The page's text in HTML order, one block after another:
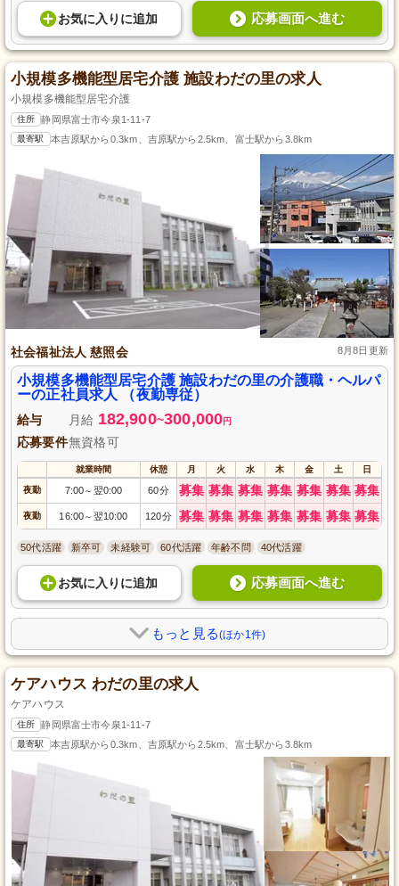
お気に入り に追加 応募画面へ進む
小規模多機能型居宅介護 施設わだの里の求人
小規模多機能型居宅介護
住所 静岡県富士市今泉1-11-7
最寄駅 本吉原駅から0.3km、吉原駅から2.5km、富士駅から3.8km
社会福祉法人 慈照会 8月8日更新
小規模多機能型居宅介護 施設わだの里の介護職・ヘルパ
ーの正社員求人 （夜勤専従）
給与 月給 182,900~300,000円
応募要件無資格可
就業時間 休憩 月 火 水 木 金 土 日
夜勤 7:00～ 翌0:00 60分 募集 募集 募集 募集 募集 募集 募集
夜勤 16:00～ 翌10:00 120分 募集 募集 募集 募集 募集 募集 募集
50代活躍 新卒可 未経験可 60代活躍 年齢不問 40代活躍
お気に入り に追加 応募画面へ進む
もっと見る(ほか1件)
ケアハウス わだの里の求人
ケアハウス
住所 静岡県富士市今泉1-11-7
最寄駅 本吉原駅から0.3km、吉原駅から2.5km、富士駅から3.8km